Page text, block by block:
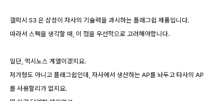
갤럭시 S3 은 삼성이 자사의 기술력을 과시하는 플래그쉽 제품입니다.
따라서 스펙을 생각할 때, 이 점을 우선적으로 고려해야합니다.
일단, 엑시노스 계열이겠지요.
저가형도 아니고 플래그쉽인데, 자사에서 생산하는 AP를 놔두고 타사의 AP
를 사용할리가 없지요.